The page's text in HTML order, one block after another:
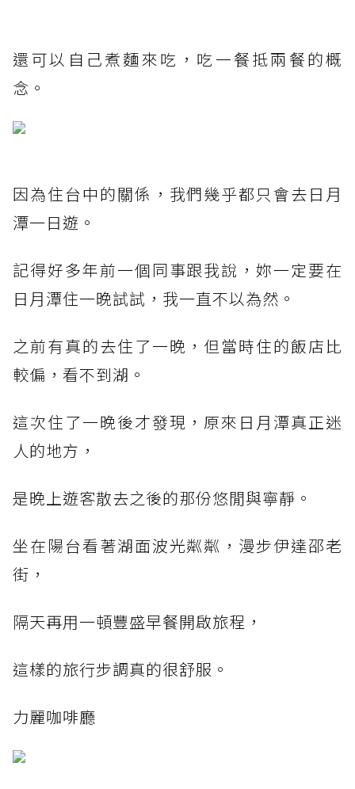
還可以自己煮麵來吃，吃一餐抵兩餐的概
念。
因為住台中的關係，我們幾乎都只會去日月
潭一日遊。
記得好多年前一個同事跟我說，妳一定要在
日月潭住一晚試試，我一直不以為然。
之前有真的去住了一晚，但當時住的飯店比
較偏，看不到湖。
這次住了一晚後才發現，原來日月潭真正迷
人的地方，
是晚上遊客散去之後的那份悠閒與寧靜。
坐在陽台看著湖面波光粼粼，漫步伊達邵老
街，
隔天再用一頓豐盛早餐開啟旅程，
這樣的旅行步調真的很舒服。
力麗咖啡廳